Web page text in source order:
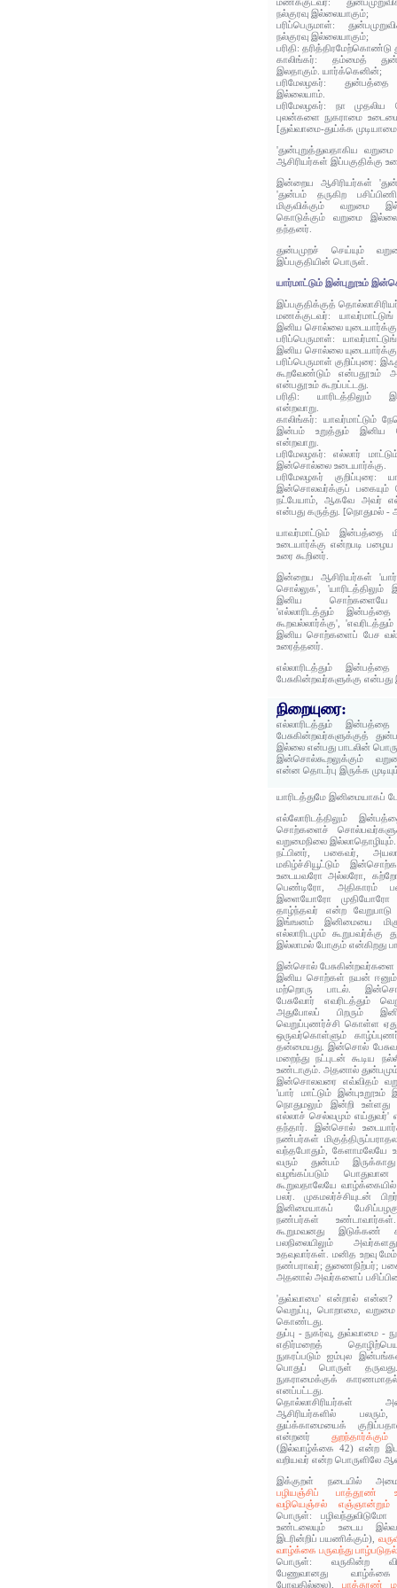
நல்குரவு இல்லையாகும்;
பரிப்பெருமாள்:
நல்குரவு இல்லையாகும்;
பரிதி: தரித்திரமேற்கொண்டு
காலிங்கர்: தம்மைத்
இலதாகும். யார்க்கெனின்;
பரிமேலழகர்: துன்பத்தை
இல்லையாம்.
பரிமேலழகர்: நா
புலன்களை நுகராமை
[துவ்வாமை-துய்க்க
'துன்புறுத்துவதாகிய
ஆசிரியர்கள் இப்பகுதிக்கு
இன்றைய ஆசிரியர்கள்
'துன்பம் தருகிற
மிகுவிக்கும் வறுமை
கொடுக்கும் வறுமை
தந்தனர்.
துன்பமுறச் செய்யும்
இப்பகுதியின் பொருள்.
யார்மாட்டும் இன்புறூஉம்
இப்பகுதிக்குத்
மணக்குடவர்:
இனிய சொல்லை
பரிப்பெருமாள்:
இனிய சொல்லை
பரிப்பெருமாள் குறிப்புரை:
கூறவேண்டும் என்பதூஉம்
என்பதூஉம் கூறப்பட்டது.
பரிதி: யாரிடத்திலும்
என்றவாறு.
காலிங்கர்: யாவர்மாட்டும்
இன்பம் உறுத்தும் இனிய
என்றவாறு.
பரிமேலழகர்: எல்லார்
இன்சொல்லை உடையார்க்கு.
பரிமேலழகர் குறிப்புரை:
இன்சொலவர்க்குப் பகையும்
நட்பேயாம், ஆகவே அவர்
என்பது கருத்து. [நொதுமல்
யாவர்மாட்டும் இன்பத்தை
உடையார்க்கு என்றபடி பழைய
உரை கூறினர்.
இன்றைய ஆசிரியர்கள்
சொல்லுக',
இனிய சொற்களையே
'எல்லாரிடத்தும்
கூறவல்லார்க்கு',
இனிய சொற்களைப் பேச
உரைத்தனர்.
எல்லாரிடத்தும்
பேசுகின்றவர்களுக்கு
நிறையுரை:
எல்லாரிடத்தும்
பேசுகின்றவர்களுக்குத்
இல்லை என்பது பாடலின்
இன்சொல்கூறலுக்கும்
என்ன தொடர்பு இருக்க
யாரிடத்துமே இனிமையாகப்
எல்லோரிடத்திலும்
சொற்களைச்
வறுமைநிலை இல்லாதொழியும்.
நட்பினர், பகைவர்,
மகிழ்ச்சியூட்டும்
உடையவரோ அல்லரோ,
பெண்டிரோ, அதிகாரம்
இளையோரோ முதியோரோ
தாழ்ந்தவர் என்ற
இங்ஙனம் இனிமையை
எல்லாரிடமும் கூறுபவர்க்கு
இல்லாமல் போகும் என்கிறது
இன்சொல் பேசுகின்றவர்களை
இனிய சொற்கள் நயன் ஈனும்
மற்றொரு பாடல்.
பேசுவோர் எவரிடத்தும்
அதுபோலப் பிறரும்
வெறுப்புணர்ச்சி கொள்ள
ஒருவர்கொள்ளும்
தன்மையது. இன்சொல்
மறைந்து நட்புடன் கூடிய
உண்டாகும். அதனால்
இன்சொலவரை எவ்விதம்
'யார் மாட்டும்
நொதுமலும் இன்றி
எல்லாச் செல்வமும் எய்துவர்'
தந்தார். இன்சொல்
நண்பர்கள்
வந்தபோதும், கேளாமலேயே
வரும் துன்பம்
வழங்கப்படும்
கூறுவதாலேயே
பலர். முகமலர்ச்சியுடன்
இனிமையாகப்
நண்பர்கள்
கூறுமவனது இடுக்கண்‌
பலநிலையிலும்
உதவுவார்கள். மனித உறவு
நண்பராவர்; துணைநிற்பர்;
அதனால் அவர்களைப்
'துவ்வாமை' என்றால்
வெறுப்பு, பொறாமை,
கொண்டது.
துப்பு - நுகர்வு, துவ்வாமை -
எதிர்மறைத்
நுகரப்படும் ஐம்புல
பொதுப் பொருள்
நுகராமைக்குக்‌
எனப்பட்டது.
தொல்லாசிரியர்கள்
ஆசிரியர்களில்
துய்க்காமையைக்
என்றனர்
(இல்வாழ்க்கை 42) என்ற
வறியவர் என்ற பொருளிலே
இக்குறள் நடையில்
பழியஞ்சிப் பாத்தூண்
வழியெஞ்சல்
பொருள்: பழிவந்துவிடுமோ
உண்டலையும் உடைய
இடரின்றிப் பயணிக்கும்),
வாழ்க்கை பருவந்து
பொருள்: வருகின்ற
பேணுவானது வாழ்க்கை
போவதில்லை), பாத்தூண்